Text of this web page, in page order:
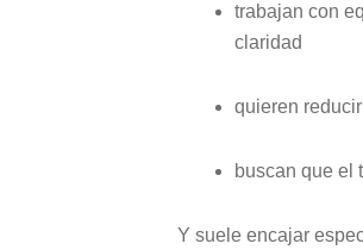
trabajan con
claridad
quieren
buscan que el
Y suele encajar